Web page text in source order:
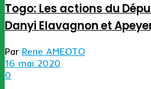
Togo: Les actions du
Danyi Elavagnon et
Par Rene AMEOTO
16 mai 2020
0